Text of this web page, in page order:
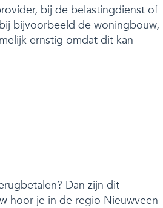
bij de belastingdienst of
bijvoorbeeld de woningbouw,
ernstig omdat dit kan
Dan zijn dit
hoor je in de regio Nieuwveen